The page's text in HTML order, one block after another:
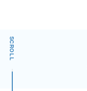
SCROLL